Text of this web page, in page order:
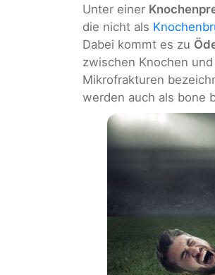
Unter einer
die nicht als
Dabei kommt es zu
zwischen Knochen
Mikrofrakturen
werden auch als bone